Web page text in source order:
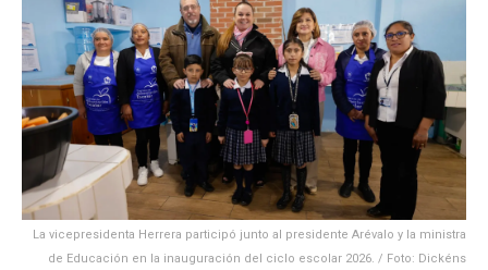
La vicepresidenta Herrera participó junto al presidente Arévalo y la ministra
de Educación en la inauguración del ciclo escolar 2026. / Foto: Dickéns